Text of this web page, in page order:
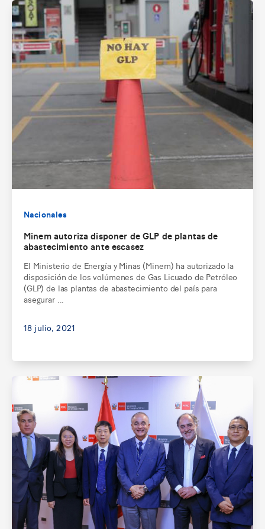
Nacionales
Minem autoriza disponer de GLP de plantas de
abastecimiento ante escasez
El Ministerio de Energía y Minas (Minem) ha autorizado la
disposición de los volúmenes de Gas Licuado de Petróleo
(GLP) de las plantas de abastecimiento del país para
asegurar ...
18 julio, 2021